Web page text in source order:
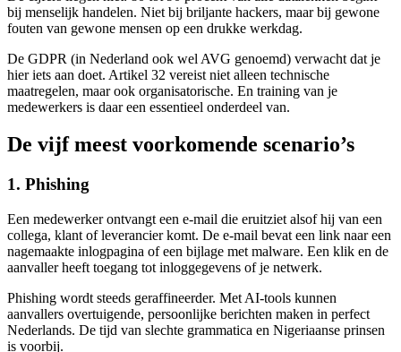
bij menselijk handelen. Niet bij briljante hackers, maar bij gewone
fouten van gewone mensen op een drukke werkdag.
De GDPR (in Nederland ook wel AVG genoemd) verwacht dat je
hier iets aan doet. Artikel 32 vereist niet alleen technische
maatregelen, maar ook organisatorische. En training van je
medewerkers is daar een essentieel onderdeel van.
De vijf meest voorkomende scenario’s
1. Phishing
Een medewerker ontvangt een e-mail die eruitziet alsof hij van een
collega, klant of leverancier komt. De e-mail bevat een link naar een
nagemaakte inlogpagina of een bijlage met malware. Een klik en de
aanvaller heeft toegang tot inloggegevens of je netwerk.
Phishing wordt steeds geraffineerder. Met AI-tools kunnen
aanvallers overtuigende, persoonlijke berichten maken in perfect
Nederlands. De tijd van slechte grammatica en Nigeriaanse prinsen
is voorbij.